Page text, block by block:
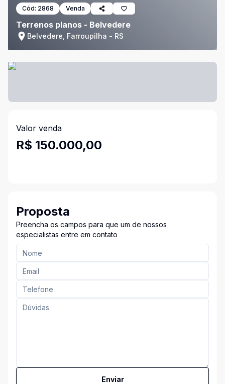
Cód: 2868 Venda
Terrenos planos - Belvedere
Belvedere, Farroupilha - RS
Valor venda
R$ 150.000,00
Proposta
Preencha os campos para que um de nossos
especialistas entre em contato
Enviar